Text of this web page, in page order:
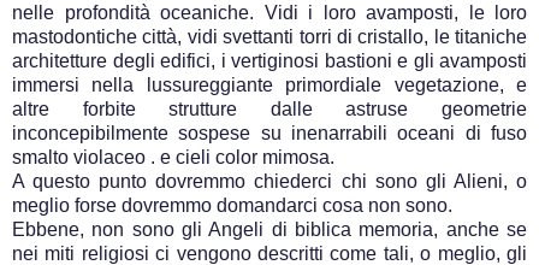
nelle profondità oceaniche. Vidi i loro avamposti, le loro
mastodontiche città, vidi svettanti torri di cristallo, le titaniche
architetture degli edifici, i vertiginosi bastioni e gli avamposti
immersi nella lussureggiante primordiale vegetazione, e
altre forbite strutture dalle astruse geometrie
inconcepibilmente sospese su inenarrabili oceani di fuso
smalto violaceo . e cieli color mimosa.
A questo punto dovremmo chiederci chi sono gli Alieni, o
meglio forse dovremmo domandarci cosa non sono.
Ebbene, non sono gli Angeli di biblica memoria, anche se
nei miti religiosi ci vengono descritti come tali, o meglio, gli